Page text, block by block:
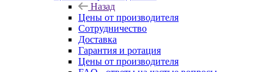
Назад
Цены от производителя
Сотрудничество
Доставка
Гарантия и ротация
Цены от производителя